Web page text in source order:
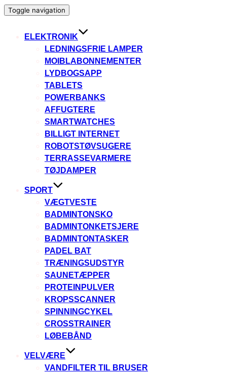
Toggle navigation
ELEKTRONIK
LEDNINGSFRIE LAMPER
MOIBLABONNEMENTER
LYDBOGSAPP
TABLETS
POWERBANKS
AFFUGTERE
SMARTWATCHES
BILLIGT INTERNET
ROBOTSTØVSUGERE
TERRASSEVARMERE
TØJDAMPER
SPORT
VÆGTVESTE
BADMINTONSKO
BADMINTONKETSJERE
BADMINTONTASKER
PADEL BAT
TRÆNINGSUDSTYR
SAUNETÆPPER
PROTEINPULVER
KROPSSCANNER
SPINNINGCYKEL
CROSSTRAINER
LØBEBÅND
VELVÆRE
VANDFILTER TIL BRUSER